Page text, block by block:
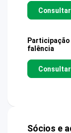
Consultar
Participação
falência
Consultar
Sócios e